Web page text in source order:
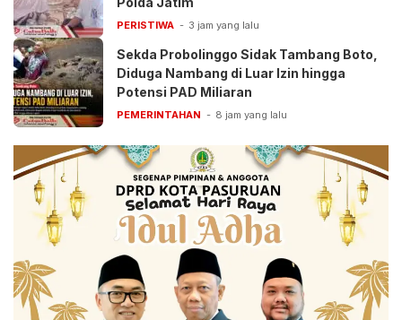
PERISTIWA 3 jam yang lalu
Sekda Probolinggo Sidak Tambang Boto,
Diduga Nambang di Luar Izin hingga
Potensi PAD Miliaran
PEMERINTAHAN 8 jam yang lalu